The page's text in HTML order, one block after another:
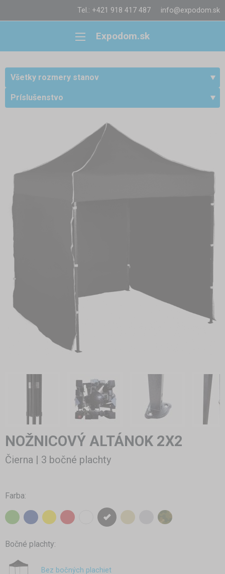
Tel.: +421 918 417 487 info@expodom.sk
Expodom.sk
Všetky rozmery stanov
Príslušenstvo
NOŽNICOVÝ ALTÁNOK 2X2
Čierna | 3 bočné plachty
Farba:
Bočné plachty:
Bez bočných plachiet